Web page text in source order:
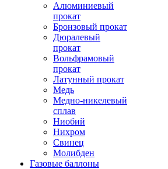
Алюминиевый
прокат
Бронзовый прокат
Дюралевый
прокат
Вольфрамовый
прокат
Латунный прокат
Медь
Медно-никелевый
сплав
Ниобий
Нихром
Свинец
Молибден
Газовые баллоны